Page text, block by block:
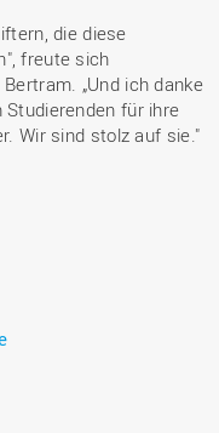
die diese
freute sich
„Und ich danke
für ihre
Wir sind stolz auf sie."